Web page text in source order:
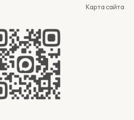
Карта сайта